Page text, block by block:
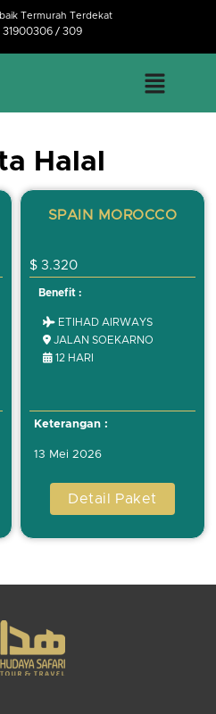
Termurah Terdekat
31900306 / 309
Halal
SPAIN MOROCCO
$ 3.320
Benefit :
ETIHAD AIRWAYS
JALAN SOEKARNO
12 HARI
Keterangan :
13 Mei 2026
Detail Paket